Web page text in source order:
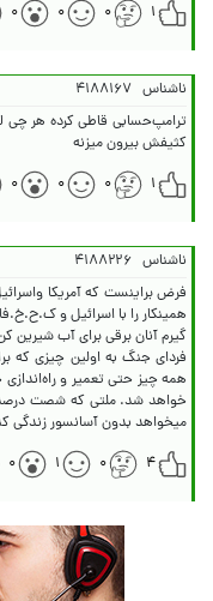
۱ ۰ ۰ ۰
ناشناس ۴۱۸۸۱۶۷
ترامپ‌حسابی قاطی کرده هر
کثیفش بیرون میزنه
۱
۰ ۰ ۰
ناشناس ۴۱۸۸۲۲۶
فرض براینست که آمریکا
فردای جنگ به اولین چیزی که
همه چیز حتی تعمیر و
خواهد شد. ملتی که شصت درصد
میخواهد بدون آسانسور زندگی
۴
۰ ۱ ۰